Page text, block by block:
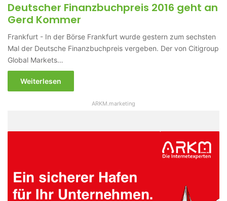
Deutscher Finanzbuchpreis 2016 geht an
Gerd Kommer
Frankfurt - In der Börse Frankfurt wurde gestern zum sechsten
Mal der Deutsche Finanzbuchpreis vergeben. Der von Citigroup
Global Markets…
Weiterlesen
ARKM.marketing